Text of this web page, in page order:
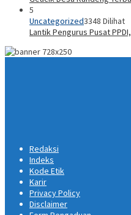
5
Uncategorized3348 Dilihat
Lantik Pengurus Pusat
Redaksi
Indeks
Kode Etik
Karir
Privacy Policy
Disclaimer